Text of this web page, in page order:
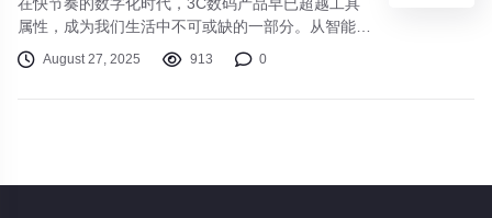
属性，成为我们生活中不可或缺的一部分。从智能手
机到无线耳机，从智能手表到折叠屏设备，技术的迭
代不仅改变了我们的使用习惯，更重塑了生活方式。
August 27, 2025 913 0